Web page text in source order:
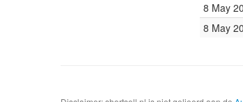
8 May
8 May